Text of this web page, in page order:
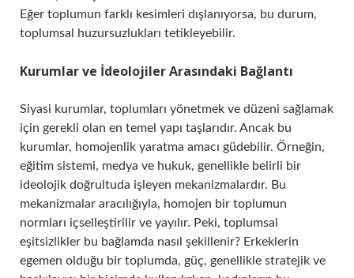
Eğer toplumun farklı kesimleri dışlanıyorsa, bu durum,
toplumsal huzursuzlukları tetikleyebilir.
Kurumlar ve İdeolojiler Arasındaki Bağlantı
Siyasi kurumlar, toplumları yönetmek ve düzeni sağlamak
için gerekli olan en temel yapı taşlarıdır. Ancak bu
kurumlar, homojenlik yaratma amacı güdebilir. Örneğin,
eğitim sistemi, medya ve hukuk, genellikle belirli bir
ideolojik doğrultuda işleyen mekanizmalardır. Bu
mekanizmalar aracılığıyla, homojen bir toplumun
normları içselleştirilir ve yayılır. Peki, toplumsal
eşitsizlikler bu bağlamda nasıl şekillenir? Erkeklerin
egemen olduğu bir toplumda, güç, genellikle stratejik ve